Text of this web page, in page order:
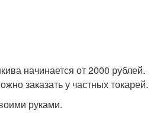
начинается от 2000 рублей.
заказать у частных токарей.
руками.